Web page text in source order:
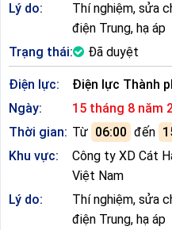
Lý do:
Thí nghiệm, sửa
điện Trung, hạ áp
Trạng thái:
Đã duyệt
Điện lực:
Điện lực Thành
Ngày:
15 tháng 8 năm
Thời gian: Từ 06:00 đến
Khu vực:
Công ty XD Cát
Việt Nam
Lý do:
Thí nghiệm, sửa
điện Trung, hạ áp